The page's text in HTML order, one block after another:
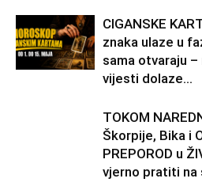
CIGANSKE
znaka ulaze u
sama otvaraju
vijesti dolaze...
TOKOM
Škorpije, Bika i
PREPOROD u
vjerno pratiti na